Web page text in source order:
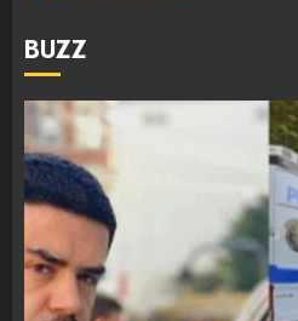
BUZZ